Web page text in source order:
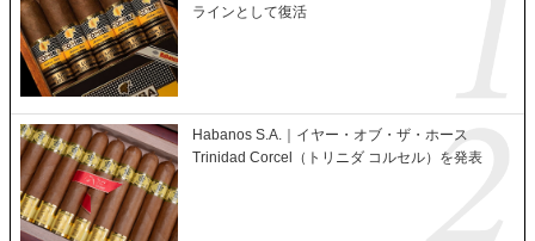
ラインとして復活
Habanos S.A.｜イヤー・オブ・ザ・ホース
Trinidad Corcel（トリニダ コルセル）を発表